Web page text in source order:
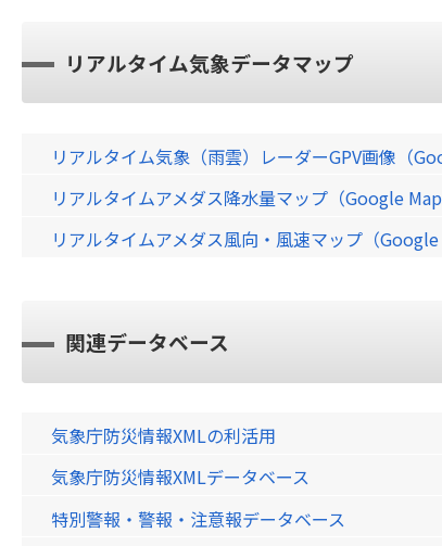
リアルタイム気象データマップ
リアルタイム気象（雨雲）レーダーGPV画像（
リアルタイムアメダス降水量マップ（Google
リアルタイムアメダス風向・風速マップ（Google
関連データベース
気象庁防災情報XMLの利活用
気象庁防災情報XMLデータベース
特別警報・警報・注意報データベース